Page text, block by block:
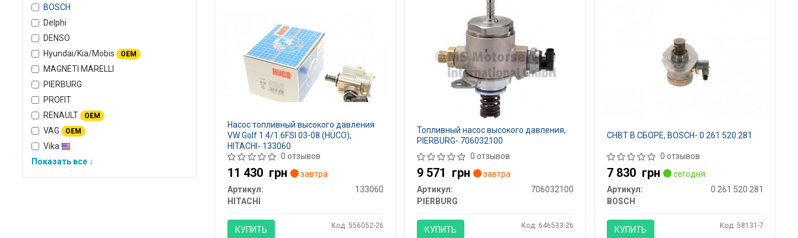
BOSCH
Delphi
DENSO
Hyundai/Kia/Mobis
OEM
MAGNETI MARELLI
PIERBURG
PROFIT
RENAULT
OEM
VAG OEM
Vika
Показать все ↓
Насос топливный высокого давления
VW Golf 1.4/1.6FSI 03-08 (HÜCO),
HITACHI- 133060
0 отзывов
11 430 грн
завтра
Артикул:
133060
HITACHI
КУПИТЬ Код: 556052-26
Топливный насос высокого давления,
PIERBURG- 706032100
0 отзывов
9 571 грн
завтра
Артикул:
706032100
PIERBURG
КУПИТЬ Код: 646533-26
СНВТ В СБОРЕ, BOSCH- 0 261 520 281
0 отзывов
7 830 грн
сегодня
Артикул:
0 261 520 281
BOSCH
КУПИТЬ Код: 58131-7